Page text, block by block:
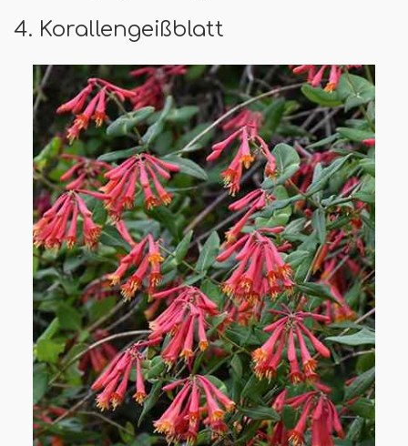
4. Korallengeißblatt